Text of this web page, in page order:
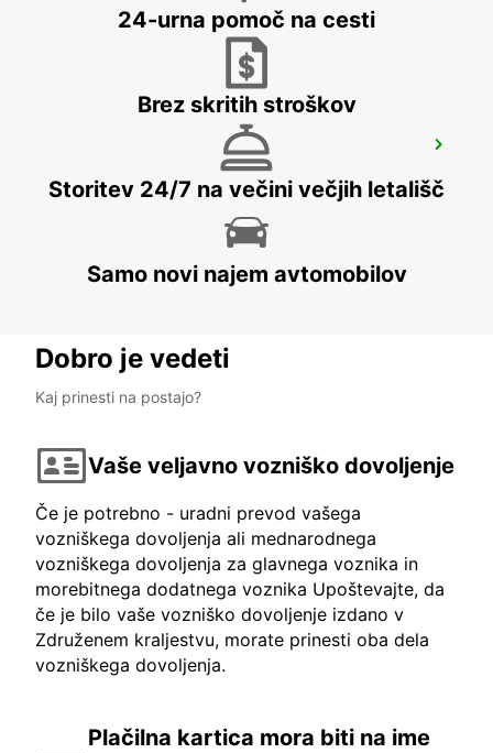
SAINTE MAXIME - FRANCE
DRAGUIGNAN - FRANCE
24-urna pomoč na cesti
Brez skritih stroškov
Storitev 24/7 na večini večjih letališč
Samo novi najem avtomobilov
Dobro je vedeti
Kaj prinesti na postajo?
Vaše veljavno vozniško dovoljenje
Če je potrebno - uradni prevod vašega
vozniškega dovoljenja ali mednarodnega
vozniškega dovoljenja za glavnega voznika in
morebitnega dodatnega voznika Upoštevajte, da
če je bilo vaše vozniško dovoljenje izdano v
Združenem kraljestvu, morate prinesti oba dela
vozniškega dovoljenja.
Plačilna kartica mora biti na ime